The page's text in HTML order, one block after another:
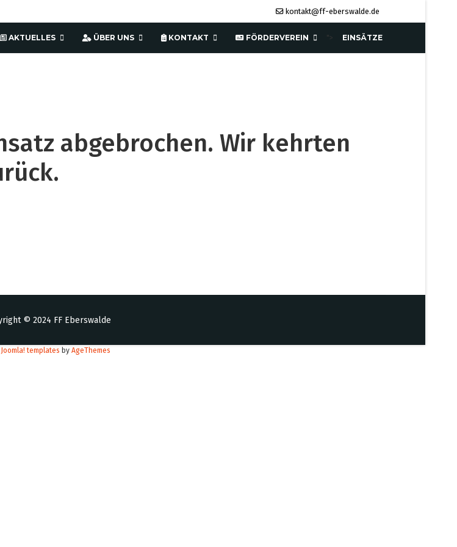
kontakt@ff-eberswalde.de
AKTUELLES ÜBER UNS KONTAKT FÖRDERVEREIN "> EINSÄTZE
abgebrochen. Wir kehrten
© 2024 FF Eberswalde
Joomla! templates by AgeThemes